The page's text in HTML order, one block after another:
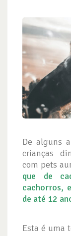
De alguns
crianças
com pets
que de
cachorros,
de até 12
Esta é uma